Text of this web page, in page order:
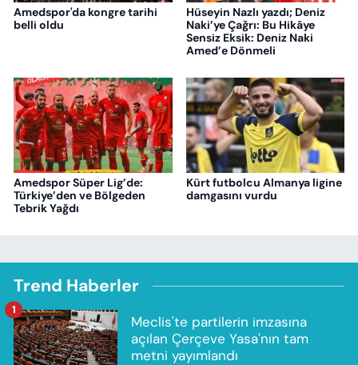
Amedspor'da kongre tarihi
belli oldu
Hüseyin Nazlı yazdı; Deniz
Naki’ye Çağrı: Bu Hikâye
Sensiz Eksik: Deniz Naki
Amed’e Dönmeli
Amedspor Süper Lig’de:
Türkiye’den ve Bölgeden
Tebrik Yağdı
Kürt futbolcu Almanya ligine
damgasını vurdu
Trend Haberler
Meclis'te partilerin imzasına
açılan Çerçeve Yasa'nın tam
metni yayımlandı
1